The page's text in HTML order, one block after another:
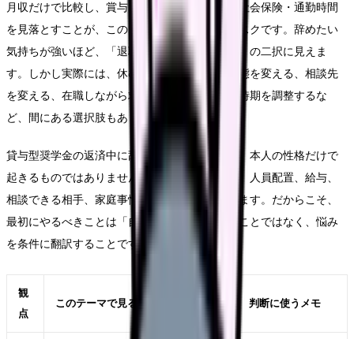
月収だけで比較し、賞与・夜勤回数・残業代・社会保険・通勤時間
を見落とすことが、このテーマの一番大きなリスクです。辞めたい
気持ちが強いほど、「退職するか、我慢するか」の二択に見えま
す。しかし実際には、休む、異動する、勤務形態を変える、相談先
を変える、在職しながら求人を比較する、退職時期を調整するな
ど、間にある選択肢もあります。
貸与型奨学金の返済中に辞めたいという悩みは、本人の性格だけで
起きるものではありません。勤務表、教育体制、人員配置、給与、
相談できる相手、家庭事情、体調の波が重なります。だからこそ、
最初にやるべきことは「自分が弱い」と決めることではなく、悩み
を条件に翻訳することです。
観
点
このテーマで見ること 判断に使うメモ